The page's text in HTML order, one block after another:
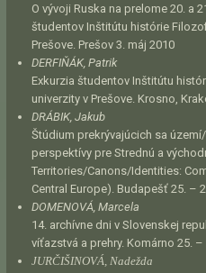
O vývoji Ruska na prelome 20. a
študentov Inštitútu histórie
Prešove. Prešov 3. máj 2010
DERFIŇÁK, Patrik
Exkurzia študentov Inštitútu
univerzity v Prešove. Krosno,
DRÁBIK, Jakub
Štúdium prekrývajúcich sa
perspektívy pre Strednú a
Territories/Canons/Identities:
Central Europe). Budapešť 25. –
DOMENOVÁ, Marcela
14. archívne dni v Slovenskej
víťazstvá a prehry. Komárno 25. –
JURČIŠINOVÁ, Nadežda